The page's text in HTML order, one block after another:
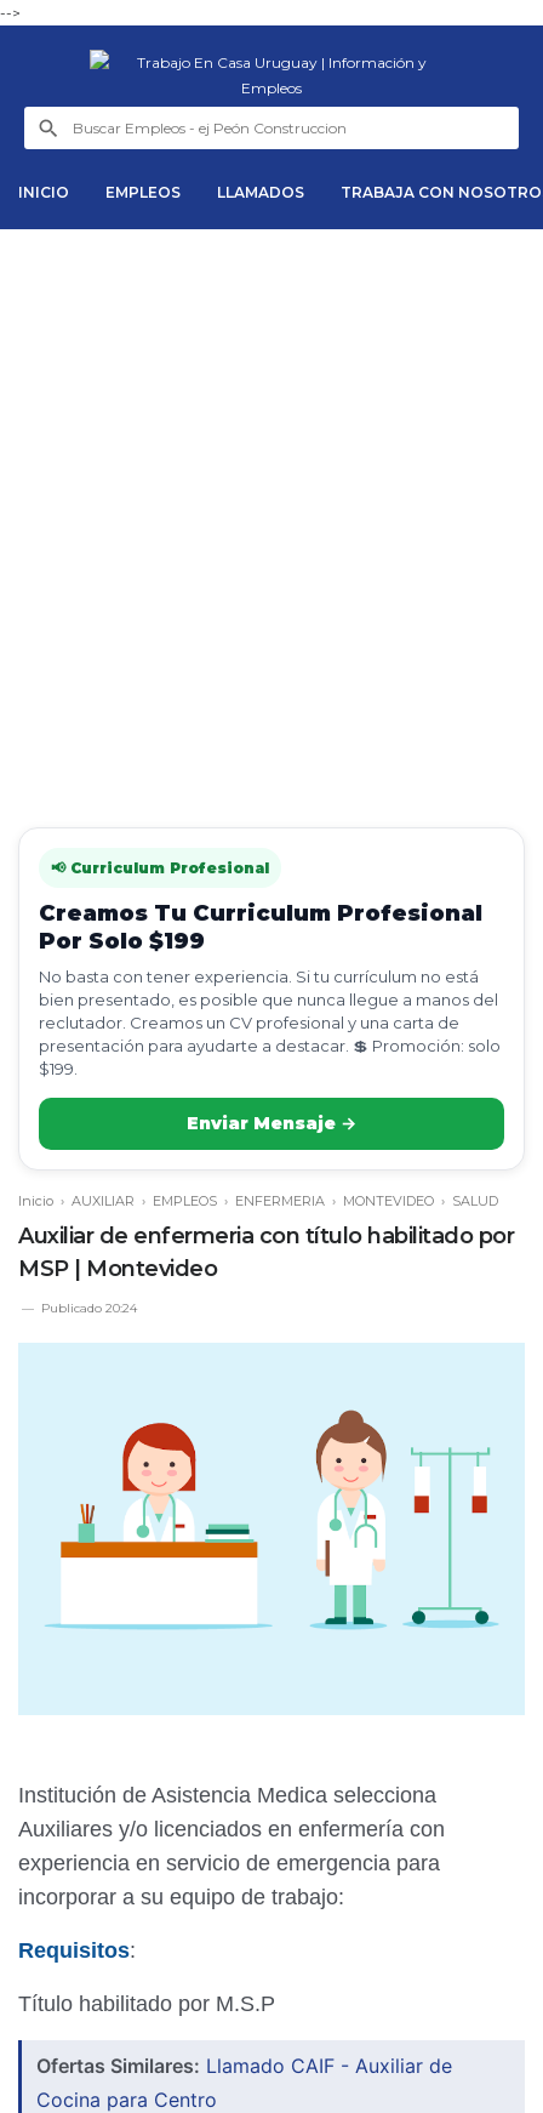
-->
INICIO EMPLEOS LLAMADOS TRABAJA CON
📢 Curriculum Profesional
Creamos Tu Curriculum Profesional
Por Solo $199
No basta con tener experiencia. Si tu currículum no está
bien presentado, es posible que nunca llegue a manos del
reclutador. Creamos un CV profesional y una carta de
presentación para ayudarte a destacar. 💲 Promoción: solo
$199.
Enviar Mensaje →
Inicio › AUXILIAR › EMPLEOS › ENFERMERIA › MONTEVIDEO › SALUD
Auxiliar de enfermeria con título habilitado por
MSP | Montevideo
Publicado 20:24
Institución de Asistencia Medica selecciona
Auxiliares y/o licenciados en enfermería con
experiencia en servicio de emergencia para
incorporar a su equipo de trabajo:
Requisitos:
Título habilitado por M.S.P
Ofertas Similares: Llamado CAIF - Auxiliar de
Cocina para Centro